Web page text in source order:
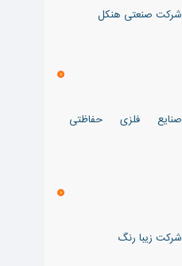
شرکت صنعتی هنکل
صنایع فلزی حفاظتی
شرکت زیبا رنگ